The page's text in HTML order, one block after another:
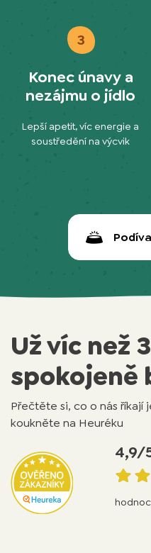
3
Konec únavy a
nezájmu o jídlo
Lepší apetit, víc energie a
soustředění na výcvik
Už víc než
spokojeně
Přečtěte si, co o nás
koukněte na Heuréku
4,9/